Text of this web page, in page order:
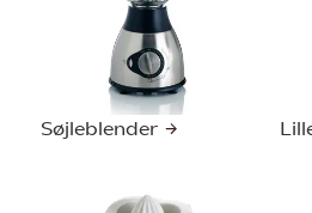
Søjleblender